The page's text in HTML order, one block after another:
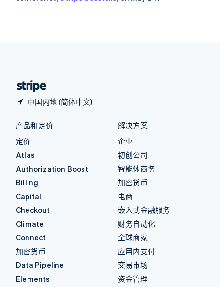
中国内地 (简体中文)
产品和定价
定价
Atlas
Authorization Boost
Billing
Capital
Checkout
Climate
Connect
加密货币
Data Pipeline
Elements
解决方案
企业
初创公司
智能体商务
加密货币
电商
嵌入式金融服务
财务自动化
全球商家
应用内支付
交易市场
资金管理